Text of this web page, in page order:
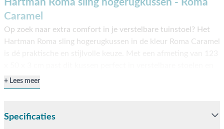
Hartman Roma sling hogerugkussen - Roma
Caramel
Op zoek naar extra comfort in je verstelbare tuinstoel? Het
Hartman Roma sling hogerugkussen in de kleur Roma Caramel
zorgt het voor optimale ondersteuning van je rug. Dankzij de
slimme pasvorm blijft het kussen netjes op z’n plek zitten.
Comfort en gemak, elke dag opnieuw
Lees meer
Specificaties